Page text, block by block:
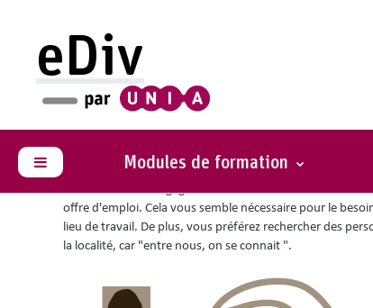
eDiv
Panneau latéral Modules de formation
Vous êtes ici :
Distance domicile-
Vous cherchez à engager un nouveau mécanicien et
offre d'emploi. Cela vous semble nécessaire pour le
lieu de travail. De plus, vous préférez rechercher des
la localité, car "entre nous, on se connait ".